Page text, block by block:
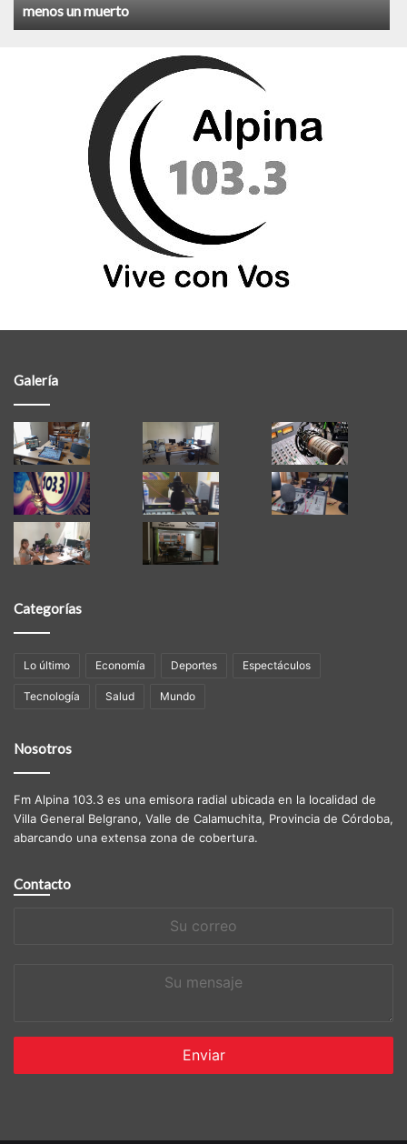
menos un muerto
Galería
Categorías
Lo último Economía Deportes Espectáculos
Tecnología Salud Mundo
Nosotros
Fm Alpina 103.3 es una emisora radial ubicada en la localidad de
Villa General Belgrano, Valle de Calamuchita, Provincia de Córdoba,
abarcando una extensa zona de cobertura.
Contacto